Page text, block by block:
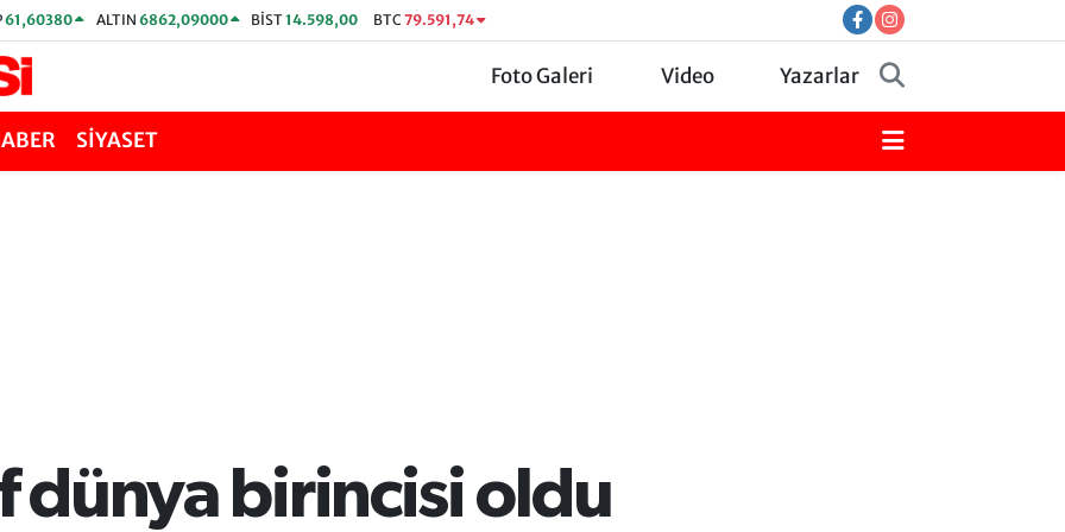
61,60380 ALTIN 6862,09000 BİST14.598,00 BTC 79.591,74
Foto Galeri Video Yazarlar
SİYASET
dünya birincisi oldu